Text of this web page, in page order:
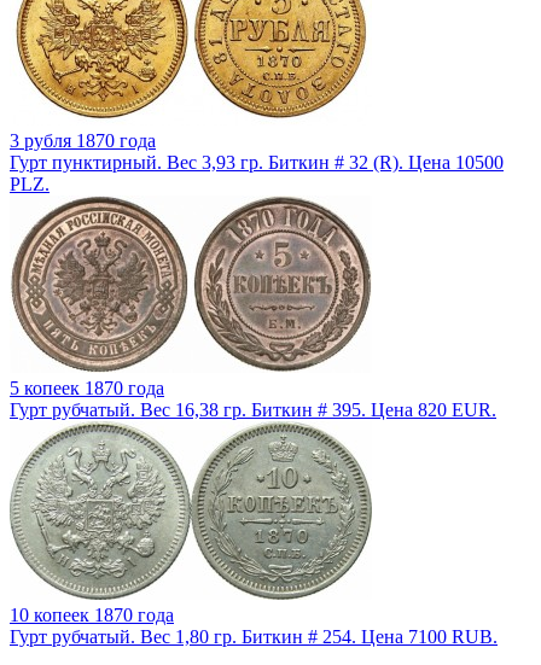
3 рубля 1870 года
Гурт пунктирный. Вес 3,93 гр. Биткин # 32 (R). Цена 10500
PLZ.
5 копеек 1870 года
Гурт рубчатый. Вес 16,38 гр. Биткин # 395. Цена 820 EUR.
10 копеек 1870 года
Гурт рубчатый. Вес 1,80 гр. Биткин # 254. Цена 7100 RUB.